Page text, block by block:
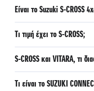
- Σύστημα αυτόματης
Είναι το Suzuki S-CROSS
Τι τιμή έχει το S-CROSS;
S-CROSS και VITARA, τι
Τι είναι το SUZUKI